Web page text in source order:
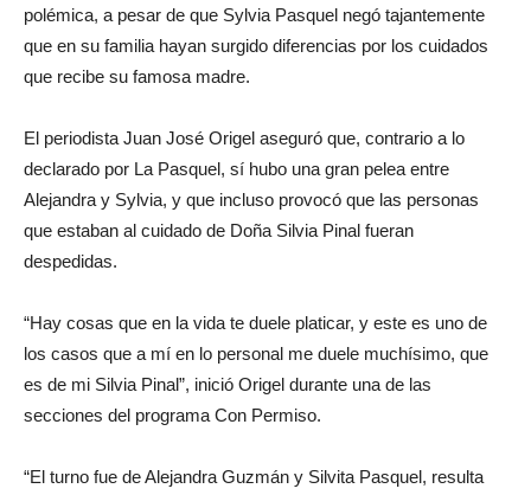
polémica, a pesar de que Sylvia Pasquel negó tajantemente
que en su familia hayan surgido diferencias por los cuidados
que recibe su famosa madre.
El periodista Juan José Origel aseguró que, contrario a lo
declarado por La Pasquel, sí hubo una gran pelea entre
Alejandra y Sylvia, y que incluso provocó que las personas
que estaban al cuidado de Doña Silvia Pinal fueran
despedidas.
“Hay cosas que en la vida te duele platicar, y este es uno de
los casos que a mí en lo personal me duele muchísimo, que
es de mi Silvia Pinal”, inició Origel durante una de las
secciones del programa Con Permiso.
“El turno fue de Alejandra Guzmán y Silvita Pasquel, resulta